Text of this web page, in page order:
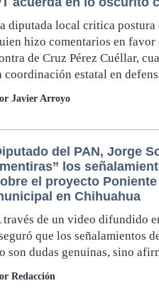
diputada local critica postura
hizo comentarios en favor
de Cruz Pérez Cuéllar,
coordinación estatal en
Javier Arroyo
del PAN, Jorge
los
el proyecto
en Chihuahua
través de un video difundido
que los señalamientos
son dudas genuinas, sino
Redacción